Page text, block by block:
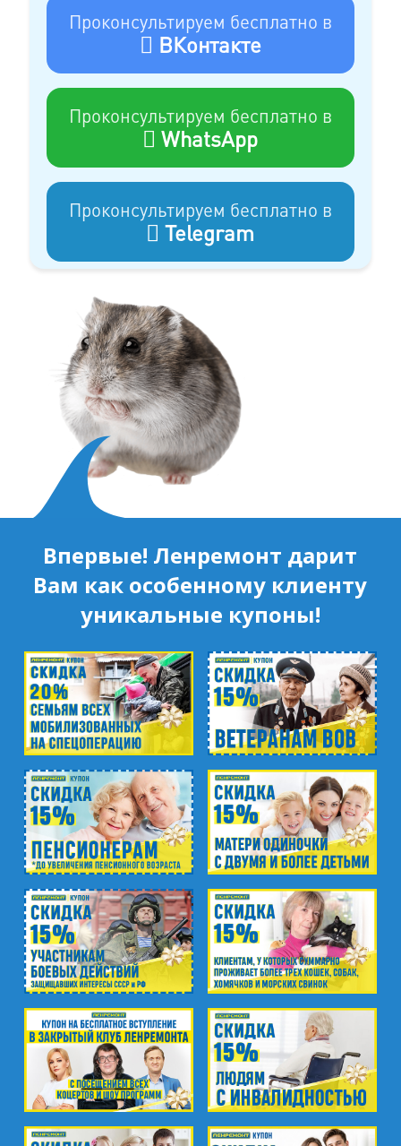
Проконсультируем бесплатно в
ВКонтакте
Проконсультируем бесплатно в
WhatsApp
Проконсультируем бесплатно в
Telegram
Впервые! Ленремонт дарит
Вам как особенному клиенту
уникальные купоны!